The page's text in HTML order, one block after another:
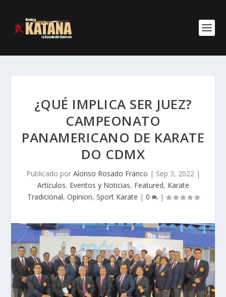
¿QUÉ IMPLICA SER JUEZ?
CAMPEONATO
PANAMERICANO DE KARATE
DO CDMX
Publicado por Alonso Rosado Franco | Sep 3, 2022|
Artículos, Eventos y Noticias, Featured, Karate
Tradicional, Opinion, Sport Karate | 0 |